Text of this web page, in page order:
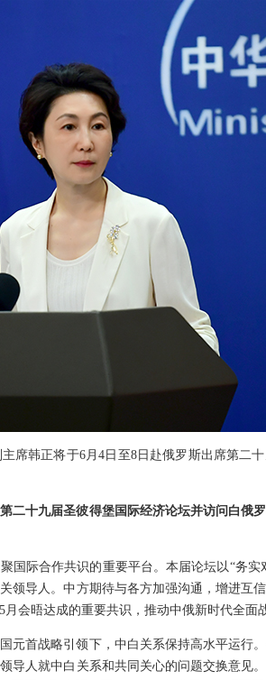
席韩正将于6月4日至8日赴俄罗斯出席第二
二十九届圣彼得堡国际经济论坛并访问白俄
国际合作共识的重要平台。本届论坛以“务
领导人。中方期待与各方加强沟通，增进互
会晤达成的重要共识，推动中俄新时代全面
元首战略引领下，中白关系保持高水平运行
导人就中白关系和共同关心的问题交换意见